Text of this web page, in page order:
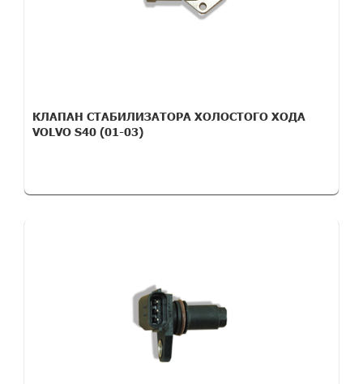
КЛАПАН СТАБИЛИЗАТОРА ХОЛОСТОГО ХОДА
VOLVO S40 (01-03)